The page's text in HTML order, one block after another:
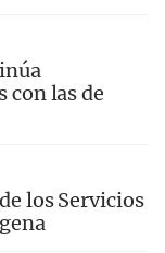
con las de
los Servicios